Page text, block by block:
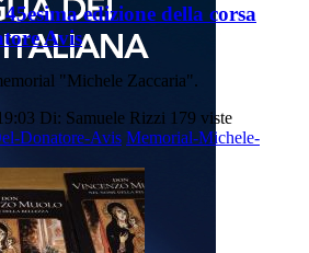
edizione della corsa
Avis
"Michele Zaccaria".
Di: Samuele Rizzi 179 viste
Donatore-Avis Memorial-Michele-